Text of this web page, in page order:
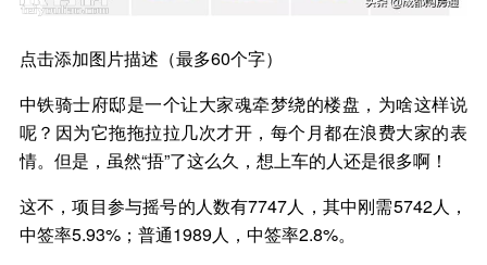
点击添加图片描述（最多60个字）
中铁骑士府邸是一个让大家魂牵梦绕的楼盘，为啥这样说
呢？因为它拖拖拉拉几次才开，每个月都在浪费大家的表
情。但是，虽然“捂”了这么久，想上车的人还是很多啊！
这不，项目参与摇号的人数有7747人，其中刚需5742人，
中签率5.93%；普通1989人，中签率2.8%。